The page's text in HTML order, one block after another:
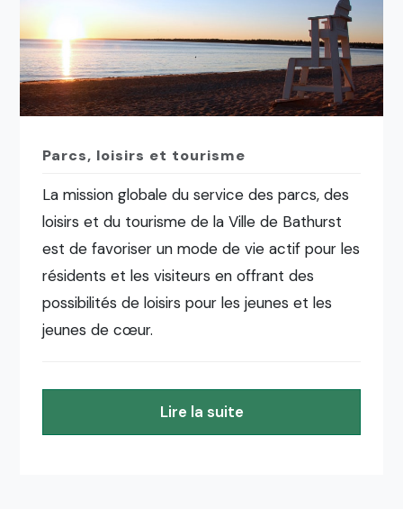
Parcs, loisirs et tourisme
La mission globale du service des parcs, des
loisirs et du tourisme de la Ville de Bathurst
est de favoriser un mode de vie actif pour les
résidents et les visiteurs en offrant des
possibilités de loisirs pour les jeunes et les
jeunes de cœur.
Lire la suite